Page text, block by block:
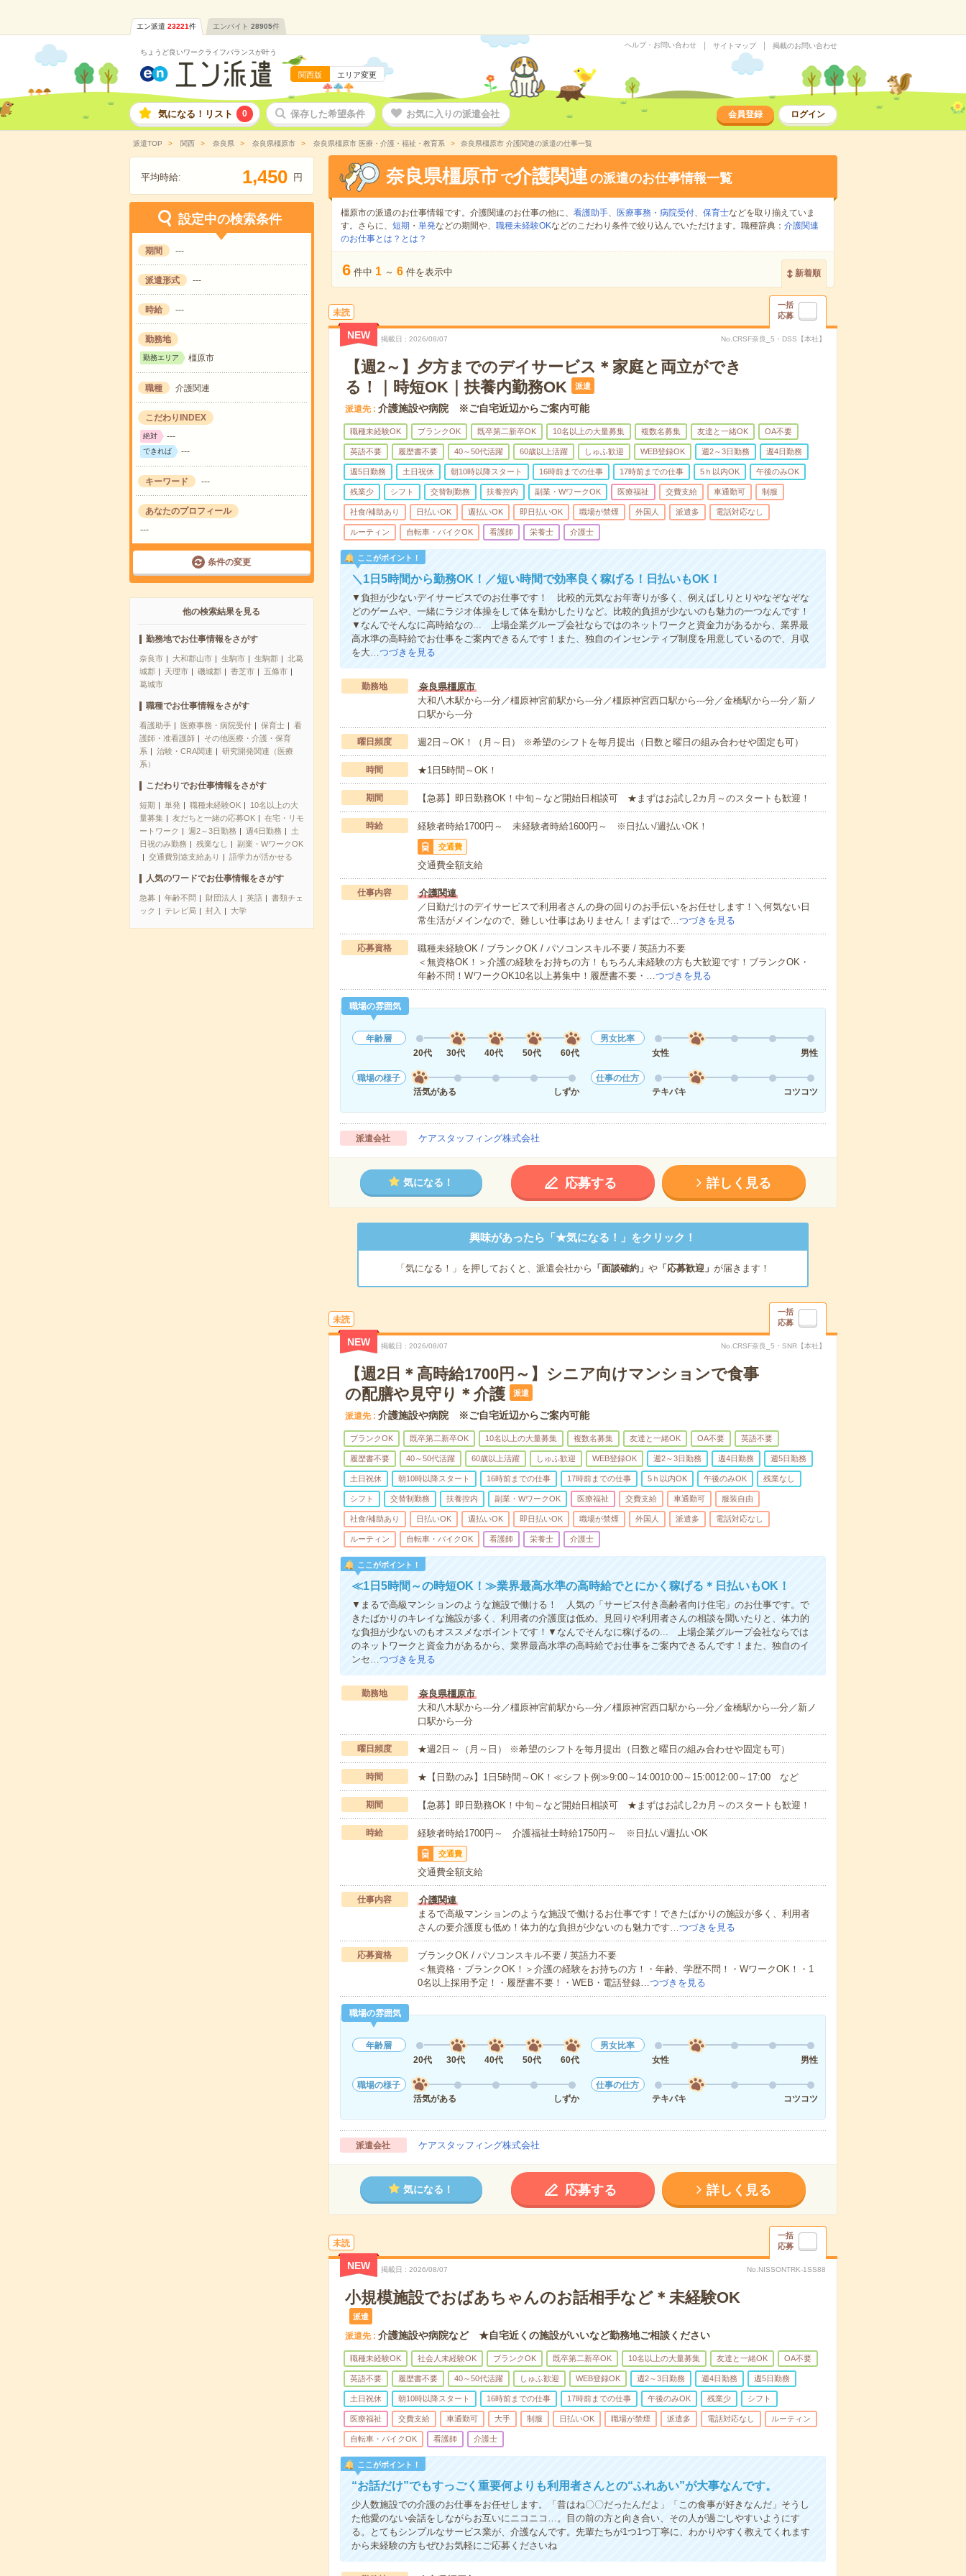
エン派遣 23221件 エンバイト 28905件
ちょうど良いワークライフバランスが叶う
関西版 エリア変更
ヘルプ・お問い合わせ サイトマップ 掲載のお問い合わせ
気になる！リスト 0 保存した希望条件 お気に入りの派遣会社 会員登録 ログイン
派遣TOP 関西 奈良県 奈良県橿原市 奈良県橿原市 医療・介護・福祉・教育系 奈良県橿原市 介護関連の派遣の仕事一覧
平均時給: 1,450 円
設定中の検索条件
期間 ---
派遣形式 ---
時給 ---
勤務地
勤務エリア 橿原市
職種 介護関連
こだわりINDEX
絶対 ---
できれば ---
キーワード ---
あなたのプロフィール
---
条件の変更
他の検索結果を見る
勤務地でお仕事情報をさがす
奈良市 大和郡山市 生駒市 生駒郡
北葛
城郡
天理市 磯城郡 香芝市
五條市
葛城市
職種でお仕事情報をさがす
看護助手 医療事務・病院受付 保育士
看
護師・准看護師
その他医療・介護・保育
系
治験・CRA関連
研究開発関連（医療
系）
こだわりでお仕事情報をさがす
短期 単発 職種未経験OK
10名以上の大
量募集
友だちと一緒の応募OK
在宅・リモ
ートワーク
週2～3日勤務 週4日勤務
土
日祝のみ勤務
残業なし
副業・WワークOK
交通費別途支給あり
語学力が活かせる
人気のワードでお仕事情報をさがす
急募 年齢不問 財団法人 英語
書類チェ
ック
テレビ局 封入 大学
奈良県橿原市 で介護関連の派遣のお仕事情報一覧
橿原市の派遣のお仕事情報です。介護関連のお仕事の他に、 看護助手、 医療事務・病院受付、 保育士などを取り揃えていま
す。さらに、 短期 ・ 単発などの期間や、 職種未経験OKなどのこだわり条件で絞り込んでいただけます。職種辞典： 介護関連
のお仕事とは？とは？
6 件中 1 ～ 6 件を表示中 新着順
未読
一括
応募
NEW 掲載日 2026/08/07 No.CRSF奈良_5・DSS【本社】
【週2～】夕方までのデイサービス＊家庭と両立ができ
る！｜時短OK｜扶養内勤務OK
派遣
派遣先 介護施設や病院 ※ご自宅近辺からご案内可能
職種未経験OK ブランクOK 既卒第二新卒OK 10名以上の大量募集 複数名募集 友達と一緒OK OA不要
英語不要 履歴書不要 40～50代活躍 60歳以上活躍 しゅふ歓迎 WEB登録OK 週2～3日勤務 週4日勤務
週5日勤務 土日祝休 朝10時以降スタート 16時前までの仕事 17時前までの仕事 5ｈ以内OK 午後のみOK
残業少 シフト 交替制勤務 扶養控内 副業・WワークOK 医療福祉 交費支給 車通勤可 制服
社食/補助あり 日払いOK 週払いOK 即日払いOK 職場が禁煙 外国人 派遣多 電話対応なし
ルーティン 自転車・バイクOK 看護師 栄養士 介護士
ここがポイント！
＼1日5時間から勤務OK！／短い時間で効率良く稼げる！日払いもOK！
▼負担が少ないデイサービスでのお仕事です！ 比較的元気なお年寄りが多く、例えばしりとりやなぞなぞな
どのゲームや、一緒にラジオ体操をして体を動かしたりなど。比較的負担が少ないのも魅力の一つなんです！
▼なんでそんなに高時給なの... 上場企業グループ会社ならではのネットワークと資金力があるから、業界最
高水準の高時給でお仕事をご案内できるんです！また、独自のインセンティブ制度を用意しているので、月収
を大…つづきを見る
勤務地
奈良県橿原市
大和八木駅から---分／橿原神宮前駅から---分／橿原神宮西口駅から---分／金橋駅から---分／新ノ
口駅から---分
曜日頻度 週2日～OK！（月～日） ※希望のシフトを毎月提出（日数と曜日の組み合わせや固定も可）
時間 ★1日5時間～OK！
期間 【急募】即日勤務OK！中旬～など開始日相談可 ★まずはお試し2カ月～のスタートも歓迎！
時給 経験者時給1700円～ 未経験者時給1600円～ ※日払い/週払いOK！
交通費
交通費全額支給
仕事内容
介護関連
／日勤だけのデイサービスで利用者さんの身の回りのお手伝いをお任せします！＼何気ない日
常生活がメインなので、難しい仕事はありません！まずはで…つづきを見る
応募資格
職種未経験OK / ブランクOK / パソコンスキル不要 / 英語力不要
＜無資格OK！＞介護の経験をお持ちの方！もちろん未経験の方も大歓迎です！ブランクOK・
年齢不問！WワークOK10名以上募集中！履歴書不要・…つづきを見る
職場の雰囲気
年齢層
20代
30代 40代 50代 60代
男女比率
女性
男性
職場の様子
活気がある
しずか
仕事の仕方
テキパキ
コツコツ
派遣会社 ケアスタッフィング株式会社
気になる！ 応募する 詳しく見る
興味があったら「★気になる！」をクリック！
「気になる！」を押しておくと、派遣会社から 「面談確約」 や「応募歓迎」 が届きます！
未読
一括
応募
NEW 掲載日 2026/08/07 No.CRSF奈良_5・SNR【本社】
【週2日＊高時給1700円～】シニア向けマンションで食事
の配膳や見守り＊介護
派遣
派遣先 介護施設や病院 ※ご自宅近辺からご案内可能
ブランクOK 既卒第二新卒OK 10名以上の大量募集 複数名募集 友達と一緒OK OA不要 英語不要
履歴書不要 40～50代活躍 60歳以上活躍 しゅふ歓迎 WEB登録OK 週2～3日勤務 週4日勤務 週5日勤務
土日祝休 朝10時以降スタート 16時前までの仕事 17時前までの仕事 5ｈ以内OK 午後のみOK 残業なし
シフト 交替制勤務 扶養控内 副業・WワークOK 医療福祉 交費支給 車通勤可 服装自由
社食/補助あり 日払いOK 週払いOK 即日払いOK 職場が禁煙 外国人 派遣多 電話対応なし
ルーティン 自転車・バイクOK 看護師 栄養士 介護士
ここがポイント！
≪1日5時間～の時短OK！≫業界最高水準の高時給でとにかく稼げる＊日払いもOK！
▼まるで高級マンションのような施設で働ける！ 人気の「サービス付き高齢者向け住宅」のお仕事です。で
きたばかりのキレイな施設が多く、利用者の介護度は低め。見回りや利用者さんの相談を聞いたりと、体力的
な負担が少ないのもオススメなポイントです！▼なんでそんなに稼げるの... 上場企業グループ会社ならでは
のネットワークと資金力があるから、業界最高水準の高時給でお仕事をご案内できるんです！また、独自のイ
ンセ…つづきを見る
勤務地
奈良県橿原市
大和八木駅から---分／橿原神宮前駅から---分／橿原神宮西口駅から---分／金橋駅から---分／新ノ
口駅から---分
曜日頻度 ★週2日～（月～日） ※希望のシフトを毎月提出（日数と曜日の組み合わせや固定も可）
時間 ★【日勤のみ】1日5時間～OK！≪シフト例≫9:00～14:0010:00～15:0012:00～17:00 など
期間 【急募】即日勤務OK！中旬～など開始日相談可 ★まずはお試し2カ月～のスタートも歓迎！
時給 経験者時給1700円～ 介護福祉士時給1750円～ ※日払い/週払いOK
交通費
交通費全額支給
仕事内容
介護関連
まるで高級マンションのような施設で働けるお仕事です！できたばかりの施設が多く、利用者
さんの要介護度も低め！体力的な負担が少ないのも魅力です…つづきを見る
応募資格
ブランクOK / パソコンスキル不要 / 英語力不要
＜無資格・ブランクOK！＞介護の経験をお持ちの方！・年齢、学歴不問！・WワークOK！・1
0名以上採用予定！・履歴書不要！・WEB・電話登録…つづきを見る
職場の雰囲気
年齢層
20代
30代 40代 50代 60代
男女比率
女性
男性
職場の様子
活気がある
しずか
仕事の仕方
テキパキ
コツコツ
派遣会社 ケアスタッフィング株式会社
気になる！ 応募する 詳しく見る
未読
一括
応募
NEW 掲載日 2026/08/07 No.NISSONTRK-1SS88
小規模施設でおばあちゃんのお話相手など＊未経験OK
派遣
派遣先 介護施設や病院など ★自宅近くの施設がいいなど勤務地ご相談ください
職種未経験OK 社会人未経験OK ブランクOK 既卒第二新卒OK 10名以上の大量募集 友達と一緒OK OA不要
英語不要 履歴書不要 40～50代活躍 しゅふ歓迎 WEB登録OK 週2～3日勤務 週4日勤務 週5日勤務
土日祝休 朝10時以降スタート 16時前までの仕事 17時前までの仕事 午後のみOK 残業少 シフト
医療福祉 交費支給 車通勤可 大手 制服 日払いOK 職場が禁煙 派遣多 電話対応なし ルーティン
自転車・バイクOK 看護師 介護士
ここがポイント！
“お話だけ”でもすっごく重要何よりも利用者さんとの“ふれあい”が大事なんです。
少人数施設での介護のお仕事をお任せします。「昔はね〇〇だったんだよ」「この食事が好きなんだ」そうし
た他愛のない会話をしながらお互いにニコニコ…。目の前の方と向き合い、その人が過ごしやすいようにす
る。とてもシンプルなサービス業が、介護なんです。先輩たちが1つ1つ丁寧に、わかりやすく教えてくれます
から未経験の方もぜひお気軽にご応募くださいね